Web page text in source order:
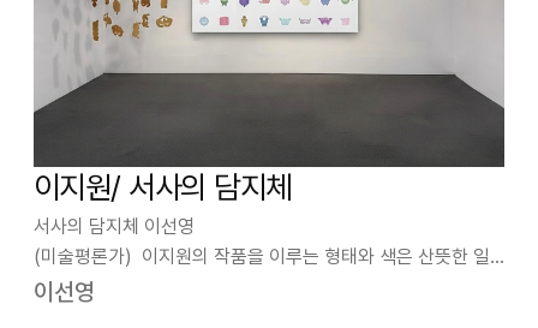
이지원/ 서사의 담지체
서사의 담지체 이선영
(미술평론가) 이지원의 작품을 이루는 형태와 색은 산뜻한 일
러스트 풍이지만, 그 배후에 할머니의 구수한 옛날 이야기가 깔
이선영